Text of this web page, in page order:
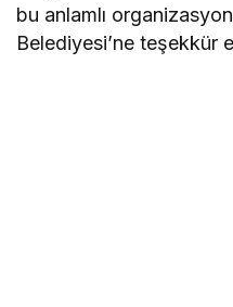
bu anlamlı
Belediyesi’ne teşekkür